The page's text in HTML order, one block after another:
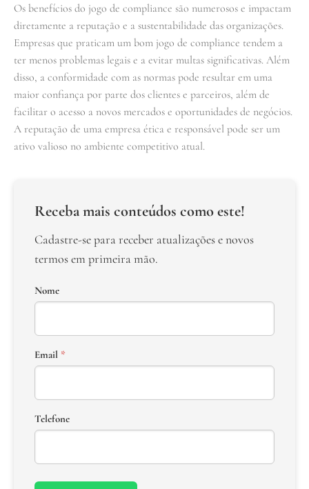
Os benefícios do jogo de compliance são numerosos e impactam
diretamente a reputação e a sustentabilidade das organizações.
Empresas que praticam um bom jogo de compliance tendem a
ter menos problemas legais e a evitar multas significativas. Além
disso, a conformidade com as normas pode resultar em uma
maior confiança por parte dos clientes e parceiros, além de
facilitar o acesso a novos mercados e oportunidades de negócios.
A reputação de uma empresa ética e responsável pode ser um
ativo valioso no ambiente competitivo atual.
Receba mais conteúdos como este!
Cadastre-se para receber atualizações e novos
termos em primeira mão.
Nome
Email *
Telefone